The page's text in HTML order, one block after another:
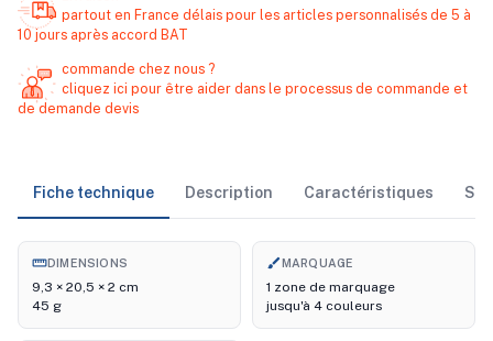
partout en France délais pour les articles personnalisés de 5 à
10 jours après accord BAT
commande chez nous ?
cliquez ici pour être aider dans le processus de commande et
de demande devis
Fiche technique Description Caractéristiques
straightenDIMENSIONS
9,3 × 20,5 × 2 cm
45 g
brushMARQUAGE
1 zone de marquage
jusqu'à 4 couleurs